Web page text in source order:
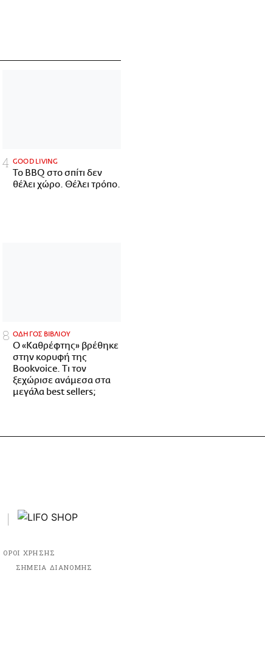
GOOD LIVING
Το BBQ στο σπίτι δεν
θέλει χώρο. Θέλει τρόπο.
ΟΔΗΓΟΣ ΒΙΒΛΙΟΥ
Ο «Καθρέφτης» βρέθηκε
στην κορυφή της
Bookvoice. Τι τον
ξεχώρισε ανάμεσα στα
μεγάλα best sellers;
ΟΡΟΙ ΧΡΗΣΗΣ
ΣΗΜΕΙΑ ΔΙΑΝΟΜΗΣ